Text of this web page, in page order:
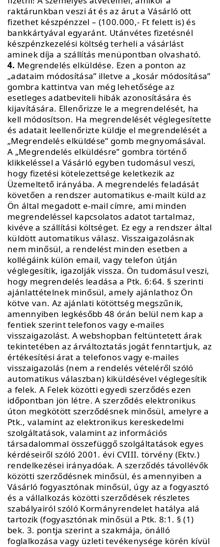
raktárunkban veszi át és az árut a Vásárló ott
fizethet készpénzzel – (100.000,- Ft felett is) és
bankkártyával egyaránt. Utánvétes fizetésnél
készpénzkezelési költség terheli a vásárlást
aminek díja a szállítás menüpontban olvasható.
4. Megrendelés elküldése. Ezen a ponton az
„adataim módosítása” illetve a „kosár módosítása”
gombra kattintva van még lehetősége az
esetleges adatbeviteli hibák azonosítására és
kijavítására. Ellenőrizze le a megrendelését, ha
kell módosítson. Ha megrendelését véglegesítette
és adatait leellenőrizte küldje el megrendelését a
„Megrendelés elküldése” gomb megnyomásával.
A „Megrendelés elküldésre” gombra történő
klikkeléssel a Vásárló egyben tudomásul veszi,
hogy fizetési kötelezettsége keletkezik az
Üzemeltető irányába. A megrendelés feladását
követően a rendszer automatikus e-mailt küld az
Ön által megadott e-mail címre, ami minden
megrendeléssel kapcsolatos adatot tartalmaz,
kivéve a szállítási költséget. Ez egy a rendszer által
küldött automatikus válasz. Visszaigazolásnak
nem minősül, a rendelést minden esetben a
kollégáink külön email, vagy telefon útján
véglegesítik, igazolják vissza. Ön tudomásul veszi,
hogy megrendelés leadása a Ptk. 6:64. § szerinti
ajánlattételnek minősül, amely ajánlathoz Ön
kötve van. Az ajánlati kötöttség megszűnik,
amennyiben legkésőbb 48 órán belül nem kap a
fentiek szerint telefonos vagy e-mailes
visszaigazolást. A webshopban feltüntetett árak
tekintetében az árváltoztatás jogát fenntartjuk, az
értékesítési árat a telefonos vagy e-mailes
visszaigazolás (nem a rendelés vételéről szóló
automatikus válaszban) kiküldésével véglegesítik
a felek. A Felek közötti egyedi szerződés ezen
időpontban jön létre. A szerződés elektronikus
úton megkötött szerződésnek minősül, amelyre a
Ptk., valamint az elektronikus kereskedelmi
szolgáltatások, valamint az információs
társadalommal összefüggő szolgáltatások egyes
kérdéseiről szóló 2001. évi CVIII. törvény (Ektv.)
rendelkezései irányadóak. A szerződés távollévők
közötti szerződésnek minősül, és amennyiben a
Vásárló fogyasztónak minősül, úgy az a fogyasztó
és a vállalkozás közötti szerződések részletes
szabályairól szóló Kormányrendelet hatálya alá
tartozik (fogyasztónak minősül a Ptk. 8:1. § (1)
bek. 3. pontja szerint a szakmája, önálló
foglalkozása vagy üzleti tevékenysége körén kívül